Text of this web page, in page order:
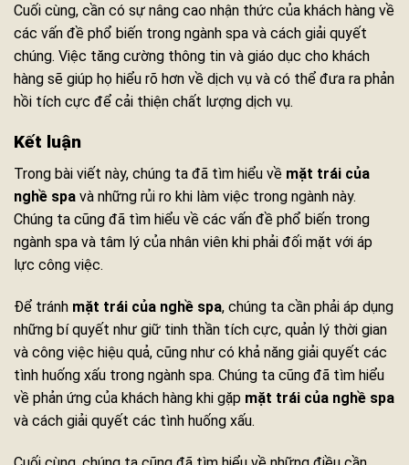
Cuối cùng, cần có sự nâng cao nhận thức của khách hàng về
các vấn đề phổ biến trong ngành spa và cách giải quyết
chúng. Việc tăng cường thông tin và giáo dục cho khách
hàng sẽ giúp họ hiểu rõ hơn về dịch vụ và có thể đưa ra phản
hồi tích cực để cải thiện chất lượng dịch vụ.
Kết luận
Trong bài viết này, chúng ta đã tìm hiểu về mặt trái của
nghề spa và những rủi ro khi làm việc trong ngành này.
Chúng ta cũng đã tìm hiểu về các vấn đề phổ biến trong
ngành spa và tâm lý của nhân viên khi phải đối mặt với áp
lực công việc.
Để tránh mặt trái của nghề spa, chúng ta cần phải áp dụng
những bí quyết như giữ tinh thần tích cực, quản lý thời gian
và công việc hiệu quả, cũng như có khả năng giải quyết các
tình huống xấu trong ngành spa. Chúng ta cũng đã tìm hiểu
về phản ứng của khách hàng khi gặp mặt trái của nghề spa
và cách giải quyết các tình huống xấu.